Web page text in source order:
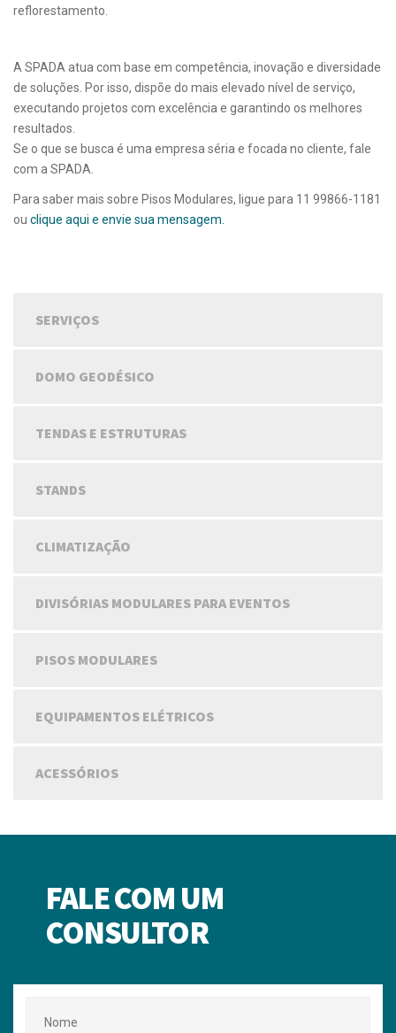
reflorestamento.
A SPADA atua com base em competência, inovação e diversidade
de soluções. Por isso, dispõe do mais elevado nível de serviço,
executando projetos com excelência e garantindo os melhores
resultados.
Se o que se busca é uma empresa séria e focada no cliente, fale
com a SPADA.
Para saber mais sobre Pisos Modulares, ligue para 11 99866-1181
ou clique aqui e envie sua mensagem.
SERVIÇOS
DOMO GEODÉSICO
TENDAS E ESTRUTURAS
STANDS
CLIMATIZAÇÃO
DIVISÓRIAS MODULARES PARA EVENTOS
PISOS MODULARES
EQUIPAMENTOS ELÉTRICOS
ACESSÓRIOS
FALE COM UM
CONSULTOR